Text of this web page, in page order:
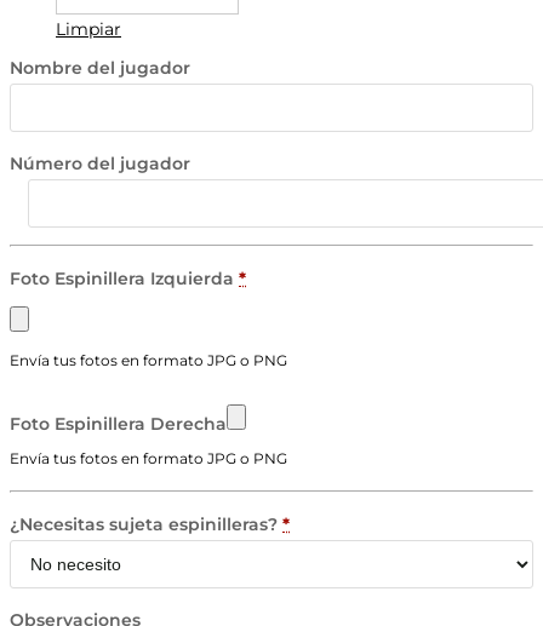
Limpiar
Nombre del jugador
Número del jugador
Foto Espinillera Izquierda *
Envía tus fotos en formato JPG o PNG
Foto Espinillera Derecha
Envía tus fotos en formato JPG o PNG
¿Necesitas sujeta espinilleras? *
Observaciones